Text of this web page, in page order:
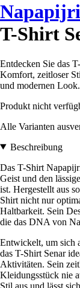
Napapijri
T-Shirt
Entdecken Sie das
Komfort, zeitloser
und modernen Look.
Produkt nicht
Alle Varianten
Beschreibung
Das T-Shirt
Geist und den
ist. Hergestellt aus
Shirt nicht nur
Haltbarkeit. Sein
die das DNA von
Entwickelt, um sich
das T-Shirt Senar
Aktivitäten. Sein
Kleidungsstück nie
Stil aus und lässt